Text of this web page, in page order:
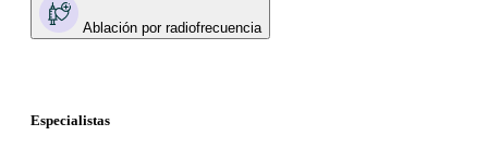
Ablación por radiofrecuencia
Especialistas